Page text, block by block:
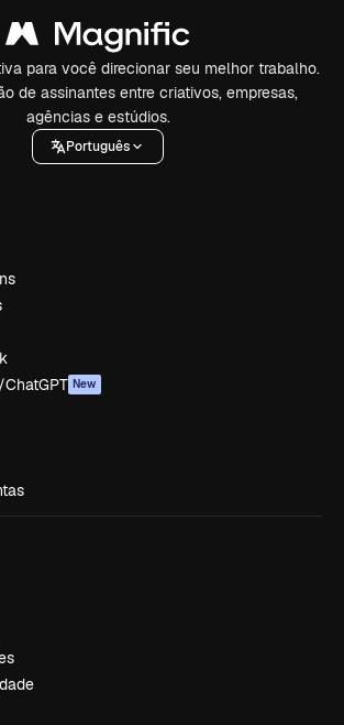
para você direcionar seu melhor trabalho.
de assinantes entre criativos, empresas,
agências e estúdios.
Português
New